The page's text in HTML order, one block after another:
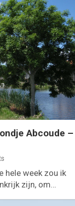
Abcoude –
hele week zou ik
zijn, om…